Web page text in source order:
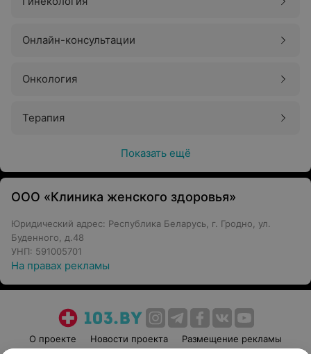
Онлайн-консультации
Онкология
Терапия
Показать ещё
ООО «Клиника женского здоровья»
Юридический адрес: Республика Беларусь, г. Гродно, ул.
Буденного, д.48
УНП: 591005701
На правах рекламы
О проекте Новости проекта
Размещение рекламы